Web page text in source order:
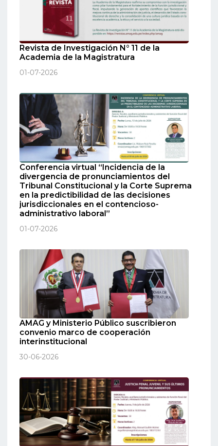
Revista de Investigación N° 11 de la
Academia de la Magistratura
01-07-2026
Conferencia virtual “Incidencia de la
divergencia de pronunciamientos del
Tribunal Constitucional y la Corte Suprema
en la predictibilidad de las decisiones
jurisdiccionales en el contencioso-
administrativo laboral”
01-07-2026
AMAG y Ministerio Público suscribieron
convenio marco de cooperación
interinstitucional
30-06-2026